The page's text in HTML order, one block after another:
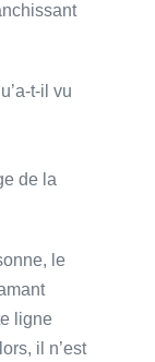
t-il vu
de la
le
ligne
il n’est